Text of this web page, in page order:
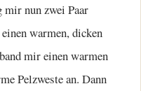
nun zwei Paar
warmen, dicken
mir einen warmen
Pelzweste an. Dann